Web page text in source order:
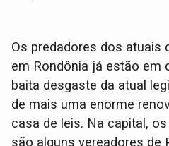
Os predadores dos atuais
em Rondônia já estão em
baita desgaste da atual
de mais uma enorme
casa de leis. Na capital,
são alguns vereadores de